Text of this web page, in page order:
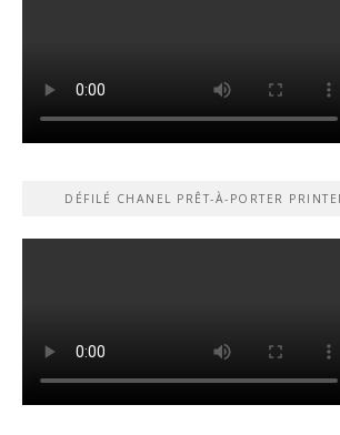
DÉFILÉ CHANEL PRÊT-À-PORTER